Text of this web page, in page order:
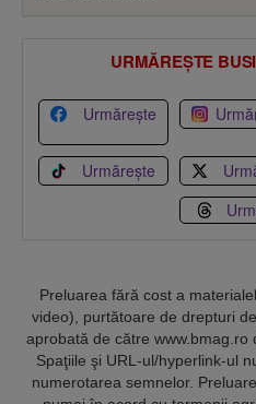
URMĂREȘTE
Urmărește
Urmărește
Preluarea fără cost a
video), purtătoare de drepturi
aprobată de către www.bmag.ro
Spaţiile şi URL-ul/hyperlink-ul
numerotarea semnelor.